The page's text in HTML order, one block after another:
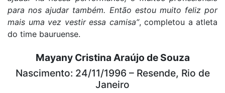
para nos ajudar também. Então estou muito feliz por
mais uma vez vestir essa camisa”, completou a atleta
do time bauruense.
Mayany Cristina Araújo de Souza
Nascimento: 24/11/1996 – Resende, Rio de
Janeiro